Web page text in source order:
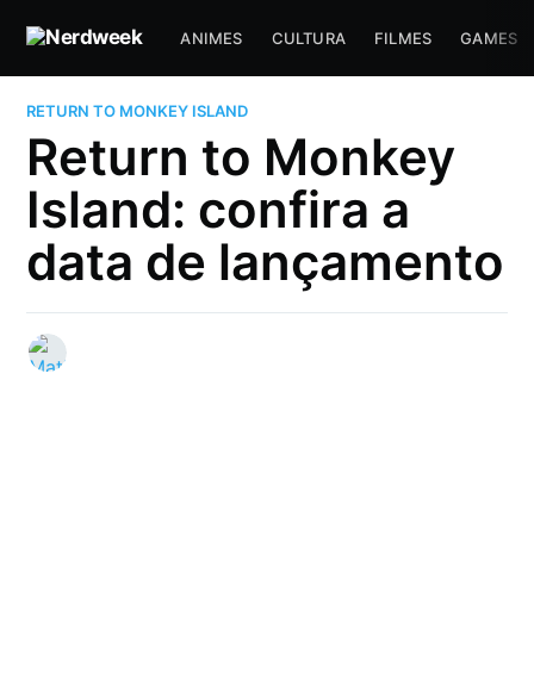
ANIMES CULTURA FILMES GAMES
RETURN TO MONKEY ISLAND
Return to Monkey
Island: confira a
data de lançamento